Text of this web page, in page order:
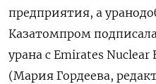
предприятия, а
Казатомпром
урана с Emirates Nuclear
(Мария Гордеева,